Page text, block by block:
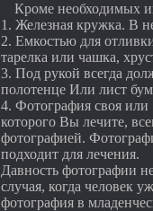
Кроме необходимых
1. Железная кружка. В
2. Емкостью для
тарелка или чашка,
3. Под рукой всегда
полотенце Или лист
4. Фотография своя или
которого Вы лечите,
фотографией.
подходит для лечения.
Давность фотографии
случая, когда человек
фотография в